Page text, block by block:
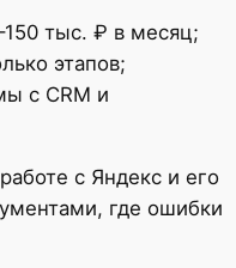
тыс. ₽ в месяц;
этапов;
с CRM и
с Яндекс и его
где ошибки